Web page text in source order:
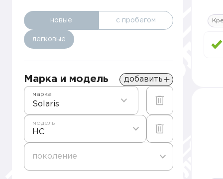
новые с пробегом
легковые
Марка и модель добавить
Solaris
марка
HC
модель
поколение